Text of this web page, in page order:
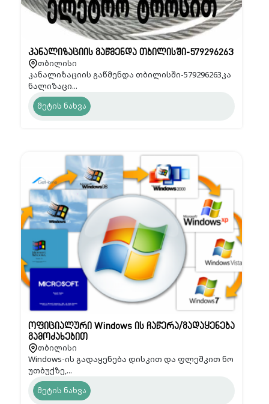
კანალიზაციის გაწმენდა თბილისში-579296263
თბილისი
კანალიზაციის გაწმენდა თბილისში-579296263კა
ნალიზაცი...
მეტის ნახვა
ოფიციალური Windows ის ჩაწერა/გადაყენება
გამოძახებით
თბილისი
Windows-ის გადაყენება დისკით და ფლეშკით ნო
უთბუქზე,...
მეტის ნახვა